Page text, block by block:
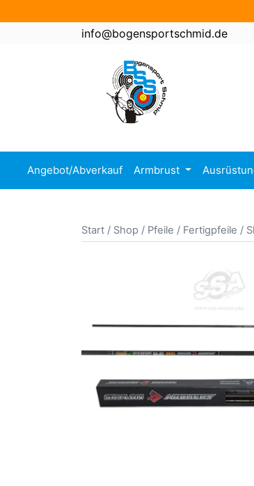
Inhalt
info@bogensportschmid.de
Angebot/Abverkauf Armbrust
Start / Shop / Pfeile / Fertigpfeile /